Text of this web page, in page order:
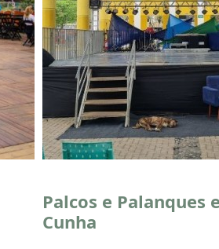
Palcos e Palanques
Cunha